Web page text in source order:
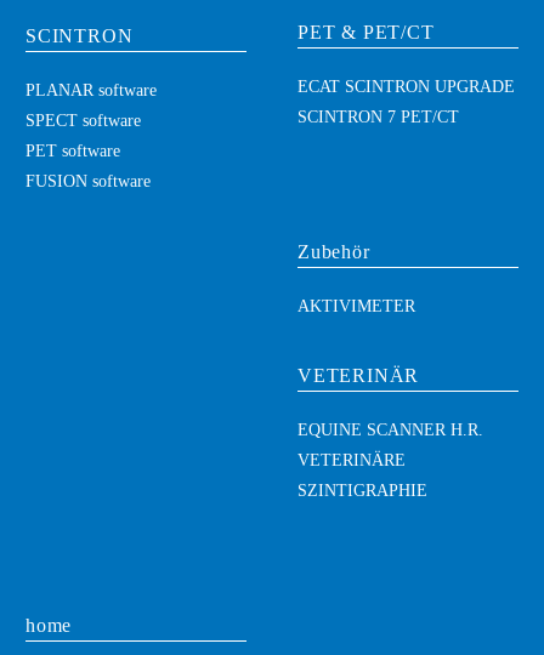
SCINTRON
PLANAR software
SPECT software
PET software
FUSION software
PET & PET/CT
ECAT SCINTRON UPGRADE
SCINTRON 7 PET/CT
Zubehör
AKTIVIMETER
VETERINÄR
EQUINE SCANNER H.R.
VETERINÄRE
SZINTIGRAPHIE
home